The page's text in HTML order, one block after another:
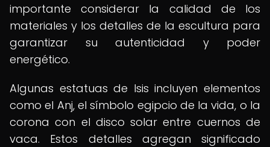
importante considerar la calidad de los
materiales y los detalles de la escultura para
garantizar su autenticidad y poder
energético.
Algunas estatuas de Isis incluyen elementos
como el Anj, el símbolo egipcio de la vida, o la
corona con el disco solar entre cuernos de
vaca. Estos detalles agregan significado